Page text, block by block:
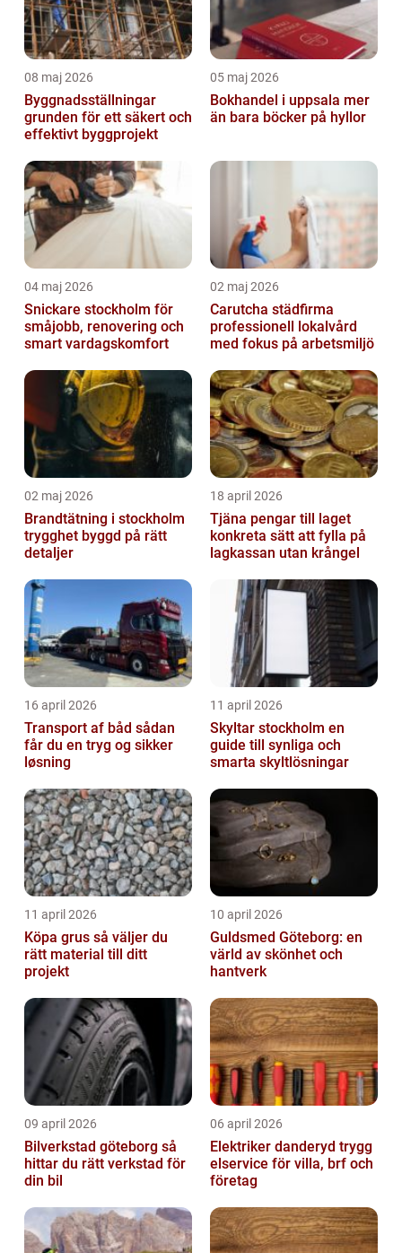
08 maj 2026
Byggnadsställningar
grunden för ett säkert och
effektivt byggprojekt
05 maj 2026
Bokhandel i uppsala mer
än bara böcker på hyllor
04 maj 2026
Snickare stockholm för
småjobb, renovering och
smart vardagskomfort
02 maj 2026
Carutcha städfirma
professionell lokalvård
med fokus på arbetsmiljö
02 maj 2026
Brandtätning i stockholm
trygghet byggd på rätt
detaljer
18 april 2026
Tjäna pengar till laget
konkreta sätt att fylla på
lagkassan utan krångel
16 april 2026
Transport af båd sådan
får du en tryg og sikker
løsning
11 april 2026
Skyltar stockholm en
guide till synliga och
smarta skyltlösningar
11 april 2026
Köpa grus så väljer du
rätt material till ditt
projekt
10 april 2026
Guldsmed Göteborg: en
värld av skönhet och
hantverk
09 april 2026
Bilverkstad göteborg så
hittar du rätt verkstad för
din bil
06 april 2026
Elektriker danderyd trygg
elservice för villa, brf och
företag